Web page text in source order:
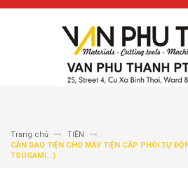
Trang chủ
TIỆN
CÁN DAO TIỆN CHO MÁY TIỆN CẤP PHÔI TỰ
TSUGAMI...)